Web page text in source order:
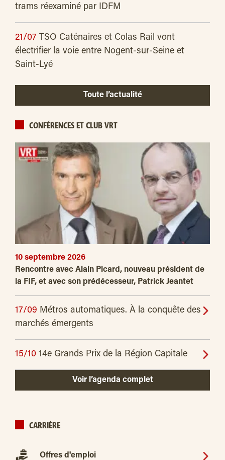
trams réexaminé par IDFM
21/07 TSO Caténaires et Colas Rail vont
électrifier la voie entre Nogent-sur-Seine et
Saint-Lyé
Toute l’actualité
CONFÉRENCES ET CLUB VRT
10 septembre 2026
Rencontre avec Alain Picard, nouveau président de
la FIF, et avec son prédécesseur, Patrick Jeantet
17/09 Métros automatiques. À la conquête des
marchés émergents
15/10 14e Grands Prix de la Région Capitale
Voir l’agenda complet
CARRIÈRE
Offres d'emploi